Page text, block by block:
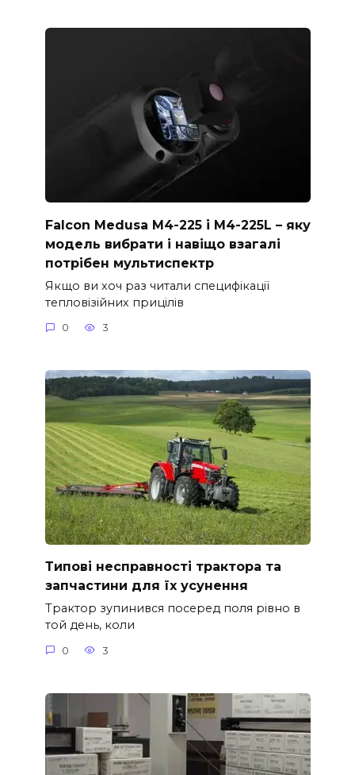
Falcon Medusa M4-225 і M4-225L – яку
модель вибрати і навіщо взагалі
потрібен мультиспектр
Якщо ви хоч раз читали специфікації
тепловізійних прицілів
0 3
Типові несправності трактора та
запчастини для їх усунення
Трактор зупинився посеред поля рівно в
той день, коли
0 3